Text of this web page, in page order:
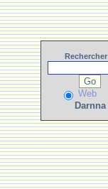
Rechercher
Web
Darnna